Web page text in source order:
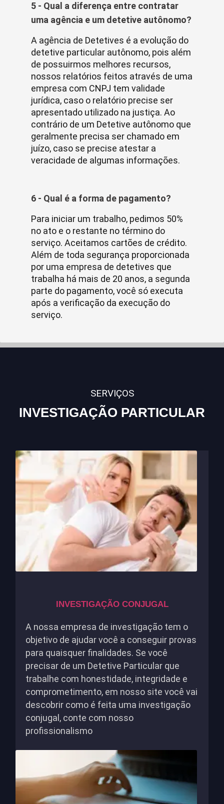
5 - Qual a diferença entre contratar
uma agência e um detetive autônomo?
A agência de Detetives é a evolução do
detetive particular autônomo, pois além
de possuirmos melhores recursos,
nossos relatórios feitos através de uma
empresa com CNPJ tem validade
jurídica, caso o relatório precise ser
apresentado utilizado na justiça. Ao
contrário de um Detetive autônomo que
geralmente precisa ser chamado em
juízo, caso se precise atestar a
veracidade de algumas informações.
6 - Qual é a forma de pagamento?
Para iniciar um trabalho, pedimos 50%
no ato e o restante no término do
serviço. Aceitamos cartões de crédito.
Além de toda segurança proporcionada
por uma empresa de detetives que
trabalha há mais de 20 anos, a segunda
parte do pagamento, você só executa
após a verificação da execução do
serviço.
SERVIÇOS
INVESTIGAÇÃO PARTICULAR
INVESTIGAÇÃO CONJUGAL
A nossa empresa de investigação tem o
objetivo de ajudar você a conseguir provas
para quaisquer finalidades. Se você
precisar de um Detetive Particular que
trabalhe com honestidade, integridade e
comprometimento, em nosso site você vai
descobrir como é feita uma investigação
conjugal, conte com nosso
profissionalismo